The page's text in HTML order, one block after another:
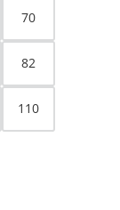
70
82
110